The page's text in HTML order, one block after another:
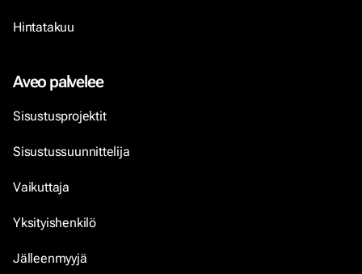
Hintatakuu
Aveo palvelee
Sisustusprojektit
Sisustussuunnittelija
Vaikuttaja
Yksityishenkilö
Jälleenmyyjä